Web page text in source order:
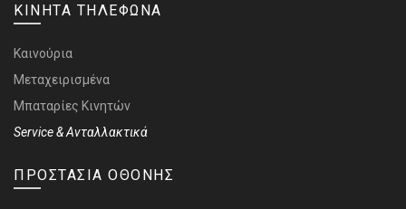
ΚΙΝΗΤΑ ΤΗΛΕΦΩΝΑ
Καινούρια
Μεταχειρισμένα
Μπαταρίες Κινητών
Service & Ανταλλακτικά
ΠΡΟΣΤΑΣΙΑ ΟΘΟΝΗΣ